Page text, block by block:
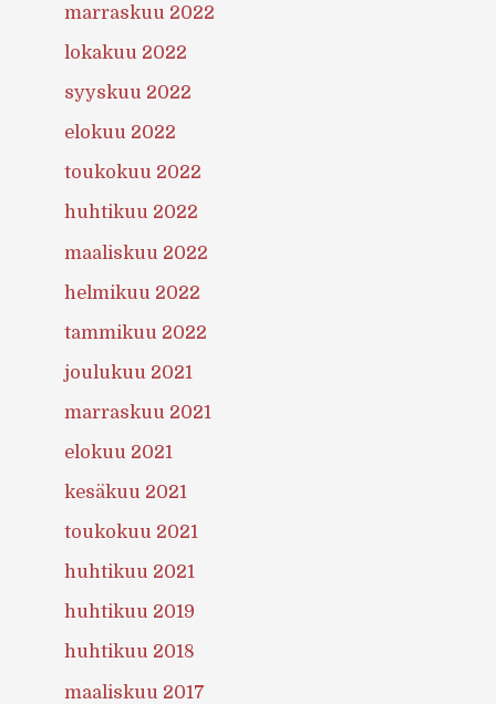
marraskuu 2022
lokakuu 2022
syyskuu 2022
elokuu 2022
toukokuu 2022
huhtikuu 2022
maaliskuu 2022
helmikuu 2022
tammikuu 2022
joulukuu 2021
marraskuu 2021
elokuu 2021
kesäkuu 2021
toukokuu 2021
huhtikuu 2021
huhtikuu 2019
huhtikuu 2018
maaliskuu 2017